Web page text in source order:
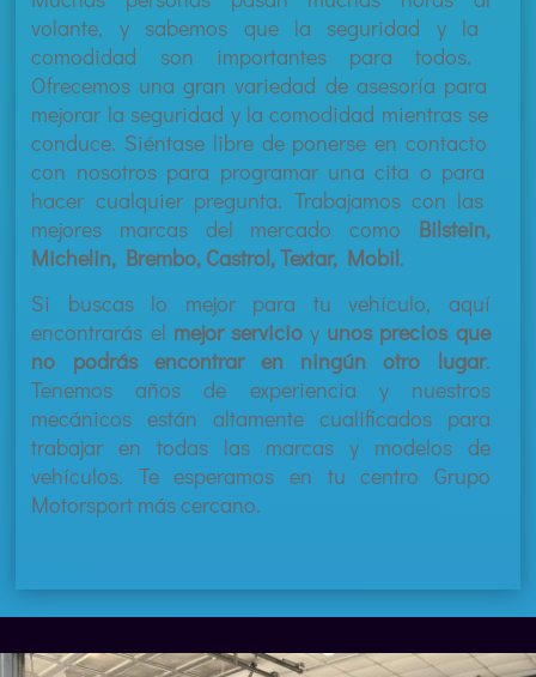
volante, ysabemos quela seguridad yla
comodidad son importantespara todos.
Ofrecemos una gran variedad deasesoría para
mejorar la seguridad yla comodidad mientrasse
conduce. Siéntase libredeponerse en contacto
con nosotrospara programaruna cita o para
hacer cualquierpregunta. Trabajamos con las
mejores marcas del mercado como Bilstein,
Michelin, Brembo, Castrol, Textar, Mobil.
Si buscas lo mejor para tu vehículo, aquí
encontrarás el mejor servicioy unos precios que
no podrás encontrar en ningún otro lugar.
Tenemos años de experiencia y nuestros
mecánicos están altamente cualificados para
trabajar en todas las marcas y modelos de
vehículos. Teesperamos en tu centro Grupo
Motorsport más cercano.